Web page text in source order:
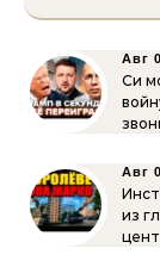
Авг
Си
Авг
из